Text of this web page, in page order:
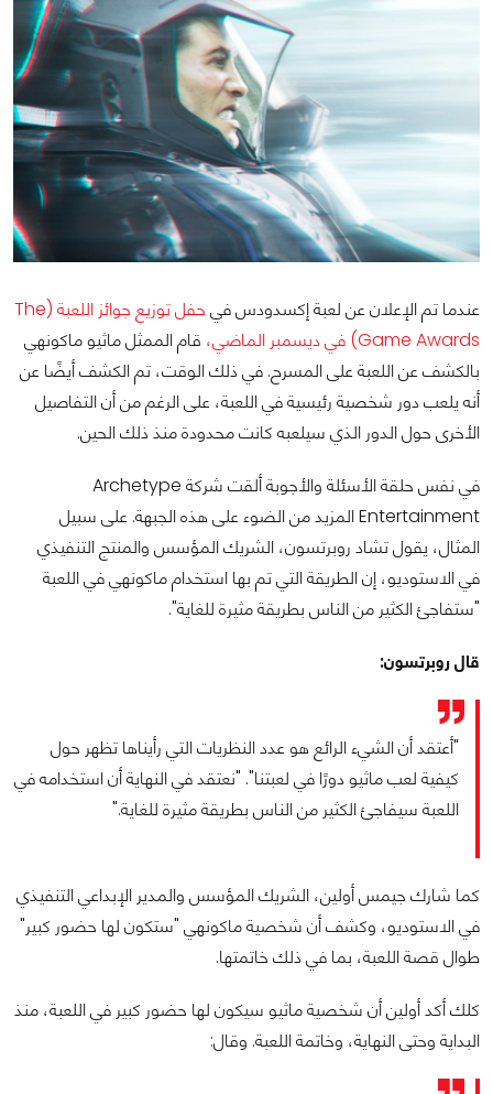
عندما تم الإعلان عن لعبة إكسدودس في
حفل توزيع جوائز اللعبة (The
Game Awards) في ديسمبر الماضي،
قام الممثل ماثيو ماكونهي
بالكشف عن اللعبة على المسرح. في ذلك الوقت، تم الكشف أيضًا عن
أنه يلعب دور شخصية رئيسية في اللعبة، على الرغم من أن التفاصيل
الأخرى حول الدور الذي سيلعبه كانت محدودة منذ ذلك الحين.
في نفس حلقة الأسئلة والأجوبة ألقت شركة Archetype
Entertainment المزيد من الضوء على هذه الجبهة. على سبيل
المثال، يقول تشاد روبرتسون، الشريك المؤسس والمنتج التنفيذي
في الاستوديو، إن الطريقة التي تم بها استخدام ماكونهي في اللعبة
"ستفاجئ الكثير من الناس بطريقة مثيرة للغاية".
قال روبرتسون:
"أعتقد أن الشيء الرائع هو عدد النظريات التي رأيناها تظهر حول
كيفية لعب ماثيو دورًا في لعبتنا". "نعتقد في النهاية أن استخدامه في
اللعبة سيفاجئ الكثير من الناس بطريقة مثيرة للغاية."
كما شارك جيمس أولين، الشريك المؤسس والمدير الإبداعي التنفيذي
في الاستوديو، وكشف أن شخصية ماكونهي "ستكون لها حضور كبير"
طوال قصة اللعبة، بما في ذلك خاتمتها.
كلك أكد أولين أن شخصية ماثيو سيكون لها حضور كبير في اللعبة، منذ
البداية وحتى النهاية، وخاتمة اللعبة. وقال: